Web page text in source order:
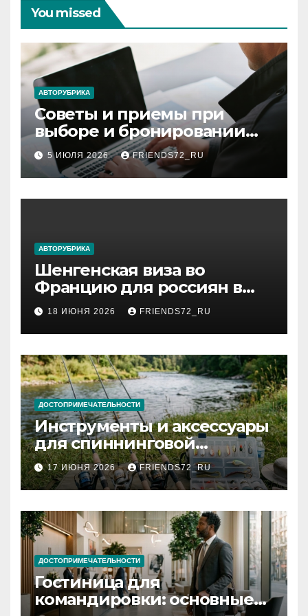
You missed
АВТОРУБРИКА
Советы и приемы при
выборе и бронировании
авиабилетов
5 ИЮЛЯ 2026 FRIENDS72_RU
АВТОРУБРИКА
Шенгенская виза во
Францию для россиян в
2026 году: сроки от 3 дней
и список необходимых
документов
18 ИЮНЯ 2026 FRIENDS72_RU
ДОСТОПРИМЕЧАТЕЛЬНОСТИ
Инструменты и аксессуары
для спиннинговой
рыбалки: назначение и
типы
17 ИЮНЯ 2026 FRIENDS72_RU
ДОСТОПРИМЕЧАТЕЛЬНОСТИ
Гостиница для
командировки: основные